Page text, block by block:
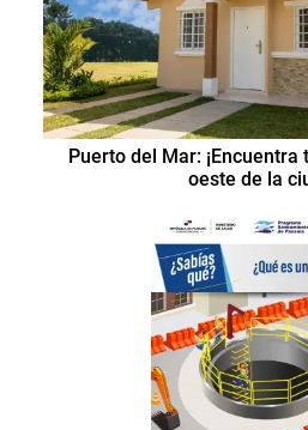
Puerto del Mar:
oeste de la